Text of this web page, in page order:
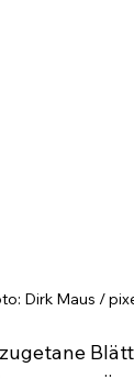
Dirk Maus /